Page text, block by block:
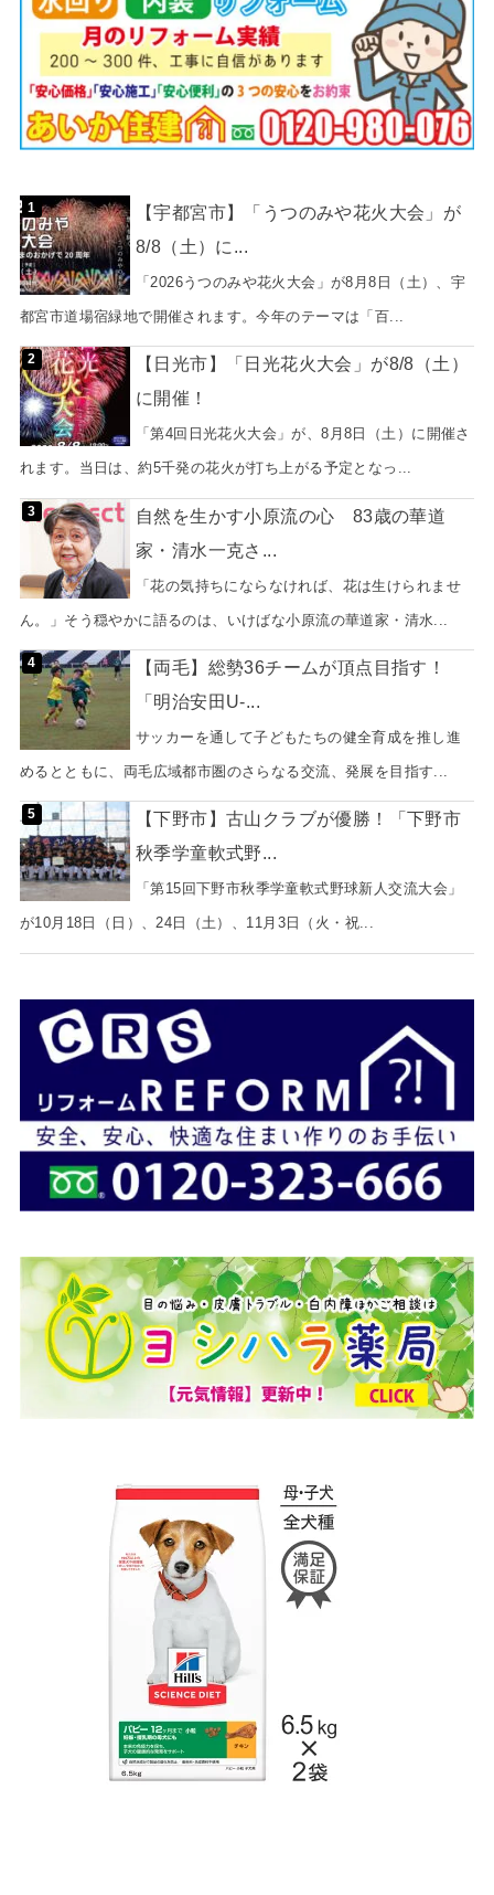
【宇都宮市】「うつのみや花火大会」が
8/8（土）に...
「2026うつのみや花火大会」が8月8日（土）、宇
都宮市道場宿緑地で開催されます。今年のテーマは「百...
【日光市】「日光花火大会」が8/8（土）
に開催！
「第4回日光花火大会」が、8月8日（土）に開催さ
れます。当日は、約5千発の花火が打ち上がる予定となっ...
自然を生かす小原流の心 83歳の華道
家・清水一克さ...
「花の気持ちにならなければ、花は生けられませ
ん。」そう穏やかに語るのは、いけばな小原流の華道家・清水...
【両毛】総勢36チームが頂点目指す！
「明治安田U-...
サッカーを通して子どもたちの健全育成を推し進
めるとともに、両毛広域都市圏のさらなる交流、発展を目指す...
【下野市】古山クラブが優勝！「下野市
秋季学童軟式野...
「第15回下野市秋季学童軟式野球新人交流大会」
が10月18日（日）、24日（土）、11月3日（火・祝...